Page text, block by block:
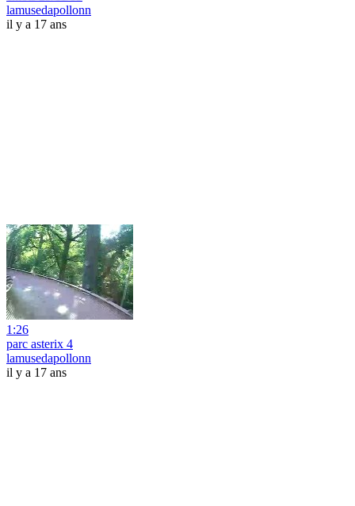
lamusedapollonn
il y a 17 ans
1:26
parc asterix 4
lamusedapollonn
il y a 17 ans